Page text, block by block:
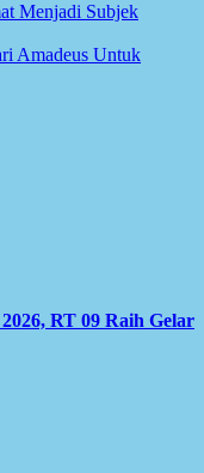
Menjadi Subjek
Amadeus Untuk
RT 09 Raih Gelar